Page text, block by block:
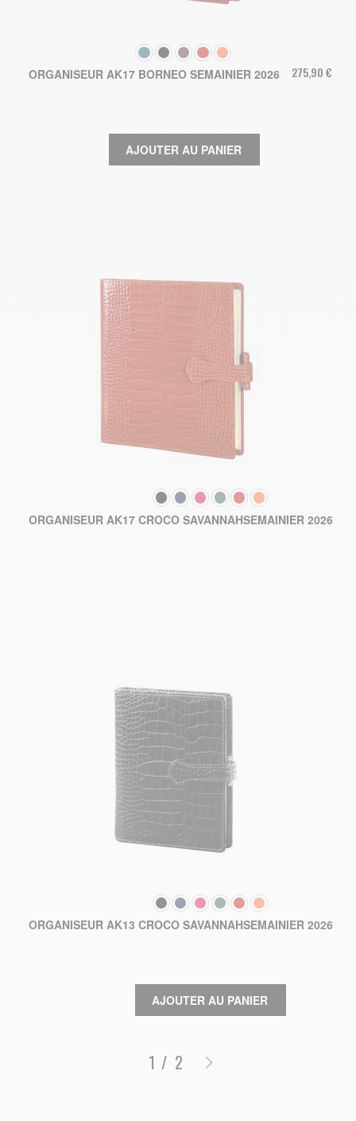
COULEUR
ORGANISEUR AK17 BORNEO SEMAINIER 2026 275,90 €
AJOUTER AU PANIER
COULEUR
ORGANISEUR AK17 CROCO SAVANNAHSEMAINIER 2026
COULEUR
ORGANISEUR AK13 CROCO SAVANNAHSEMAINIER 2026
AJOUTER AU PANIER
/ 2